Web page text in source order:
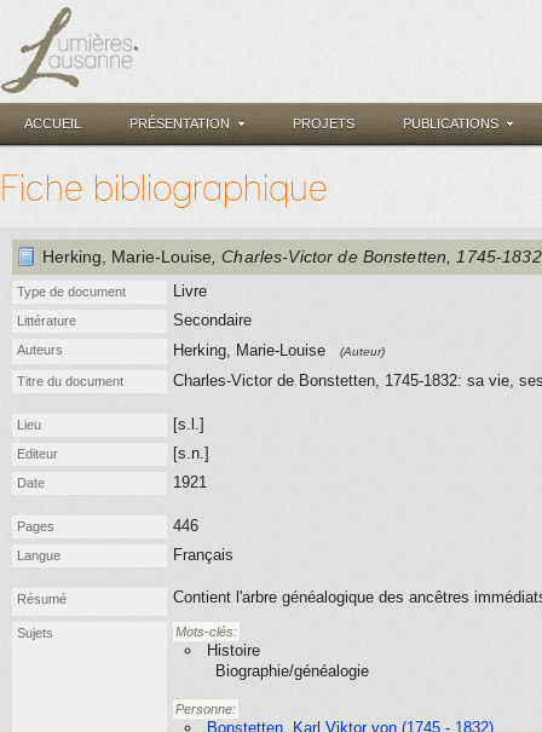
ACCUEIL PRÉSENTATION PROJETS PUBLICATIONS
Fiche bibliographique
Herking, Marie-Louise , Charles-Victor de Bonstetten, 1745-
Type de document Livre
Littérature Secondaire
Auteurs Herking, Marie-Louise (Auteur)
Titre du document Charles-Victor de Bonstetten, 1745-1832: sa vie,
Lieu [s.l.]
Editeur [s.n.]
Date 1921
Pages 446
Langue Français
Résumé Contient l'arbre généalogique des ancêtres
Sujets Mots-clés:
Histoire
Biographie/généalogie
Personne:
Bonstetten, Karl Viktor von (1745 - 1832)